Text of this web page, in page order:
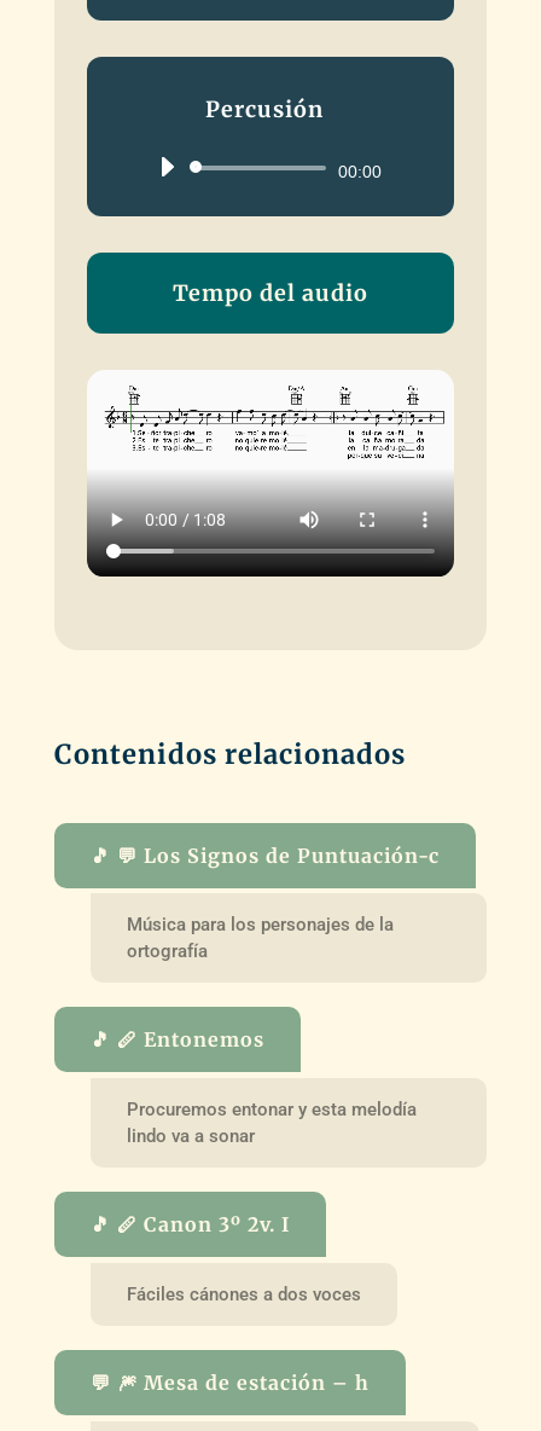
Percusión
Reproductor00:00
Tempo del audio
Contenidos relacionados
🎵 💬 Los Signos de Puntuación-c
Música para los personajes de la
ortografía
🎵 🪈 Entonemos
Procuremos entonar y esta melodía
lindo va a sonar
🎵 🪈 Canon 3º 2v. I
Fáciles cánones a dos voces
💬 🎆 Mesa de estación – h